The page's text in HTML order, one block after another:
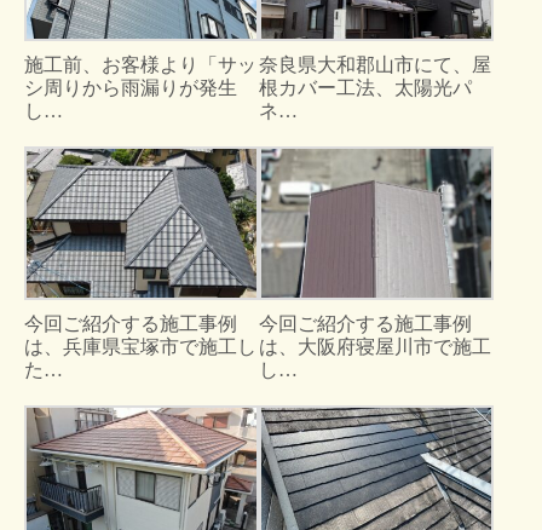
施工前、お客様より「サッ
シ周りから雨漏りが発生
し…
奈良県大和郡山市にて、屋
根カバー工法、太陽光パ
ネ…
今回ご紹介する施工事例
は、兵庫県宝塚市で施工し
た…
今回ご紹介する施工事例
は、大阪府寝屋川市で施工
し…